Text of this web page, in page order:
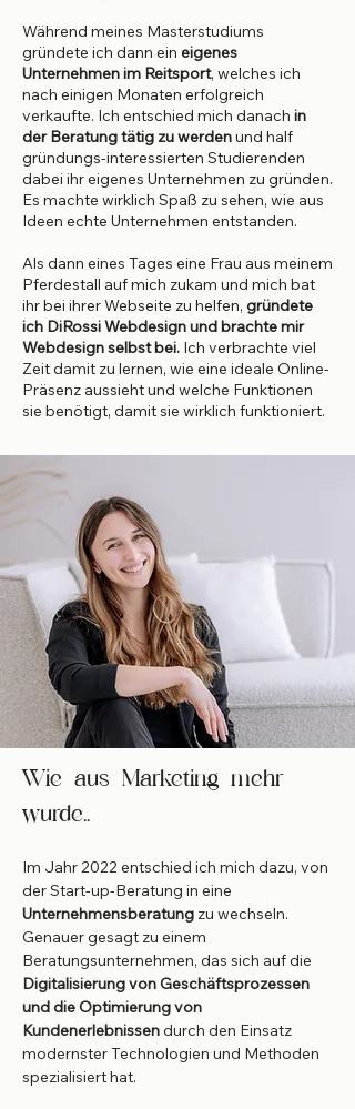
Während meines Masterstudiums
gründete ich dann ein eigenes
Unternehmen im Reitsport, welches ich
nach einigen Monaten erfolgreich
verkaufte. Ich entschied mich danach in
der Beratung tätig zu werdenund half
gründungs-interessierten Studierenden
dabei ihr eigenes Unternehmen zu gründen.
Es machte wirklich Spaß zu sehen, wie aus
Ideen echte Unternehmen entstanden.
Als dann eines Tages eine Frau aus meinem
Pferdestall auf mich zukam und mich bat
ihr bei ihrer Webseite zu helfen, gründete
ich DiRossi Webdesign und brachte mir
Webdesign selbst bei. Ich verbrachte viel
Zeit damit zu lernen, wie eine ideale Online-
Präsenz aussieht und welche Funktionen
sie benötigt, damit sie wirklich funktioniert.
Im Jahr 2022 entschied ich mich dazu, von
der Start-up-Beratung in eine
Unternehmensberatung zu wechseln.
Genauer gesagt zu einem
Beratungsunternehmen, das sich auf die
Digitalisierung von Geschäftsprozessen
und die Optimierung von
Kundenerlebnissendurch den Einsatz
modernster Technologien und Methoden
spezialisiert hat.
Wie aus Marketing mehr
wurde..